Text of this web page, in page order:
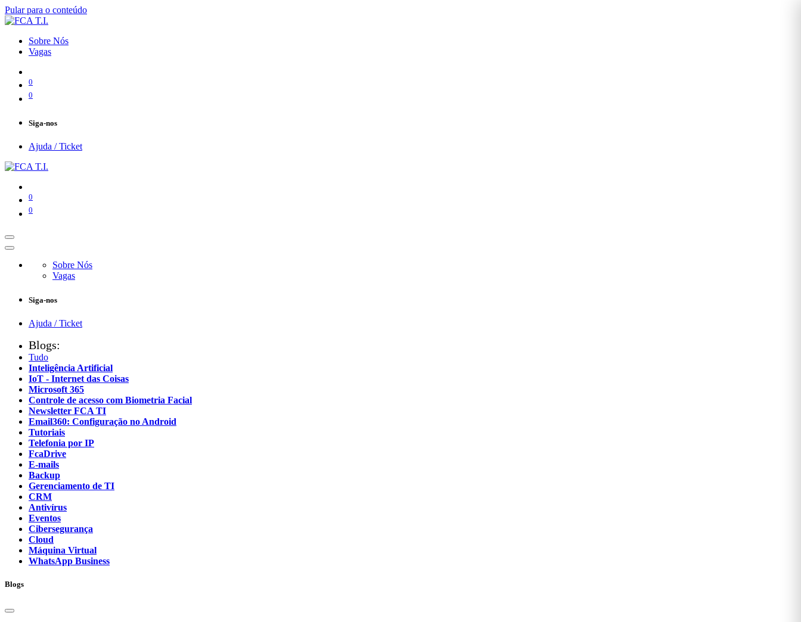
Pular para o conteúdo
Sobre Nós
Vagas
0
0
Siga-nos
Ajuda / Ticket
0
0
Sobre Nós
Vagas
Siga-nos
Ajuda / Ticket
Blogs:
Tudo
Inteligência Artificial
IoT - Internet das Coisas
Microsoft 365
Controle de acesso com Biometria Facial
Newsletter FCA TI
Email360: Configuração no Android
Tutoriais
Telefonia por IP
FcaDrive
E-mails
Backup
Gerenciamento de TI
CRM
Antivírus
Eventos
Cibersegurança
Cloud
Máquina Virtual
WhatsApp Business
Blogs